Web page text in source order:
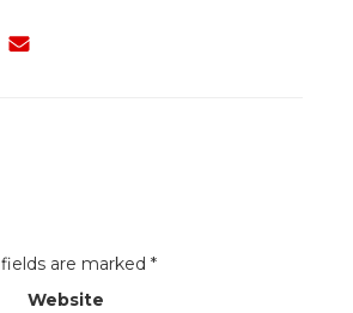
are marked *
Website